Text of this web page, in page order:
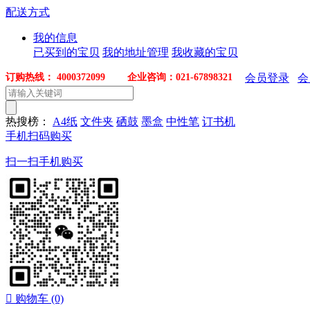
配送方式
我的信息
已买到的宝贝 我的地址管理 我收藏的宝贝
订购热线： 4000372099 企业咨询：021-67898321 会员登录
热搜榜： A4纸 文件夹 硒鼓 墨盒 中性笔 订书机
手机扫码购买
扫一扫手机购买
 购物车 (0)